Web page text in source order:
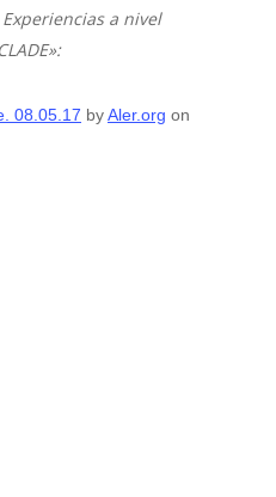
a nivel
08.05.17 byAler.org on